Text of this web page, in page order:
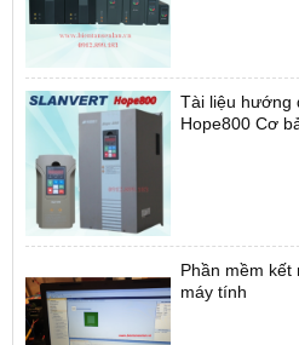
Tài liệu hướng
Hope800 Cơ
Phần mềm kết
máy tính